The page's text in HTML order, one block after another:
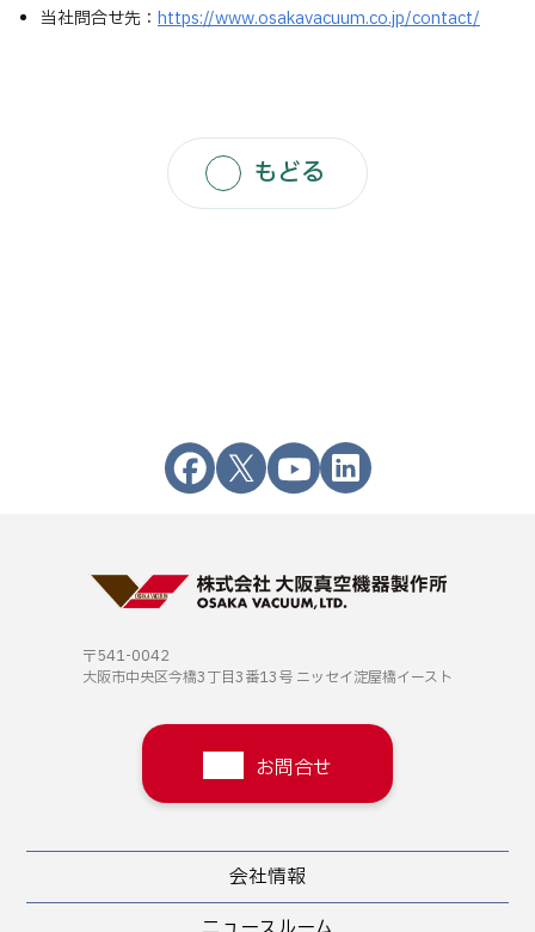
当社問合せ先： https://www.osakavacuum.co.jp/contact/
もどる
〒541-0042
大阪市中央区今橋3丁目3番13号 ニッセイ淀屋橋イースト
お問合せ
会社情報